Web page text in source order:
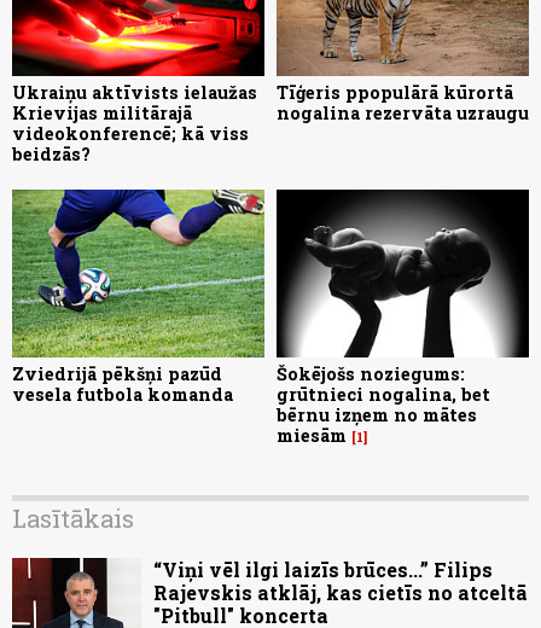
Ukraiņu aktīvists ielaužas
Krievijas militārajā
videokonferencē; kā viss
beidzās?
Tīģeris ppopulārā kūrortā
nogalina rezervāta uzraugu
Zviedrijā pēkšņi pazūd
vesela futbola komanda
Šokējošs noziegums:
grūtnieci nogalina, bet
bērnu izņem no mātes
miesām
1
Lasītākais
“Viņi vēl ilgi laizīs brūces...” Filips
Rajevskis atklāj, kas cietīs no atceltā
"Pitbull" koncerta